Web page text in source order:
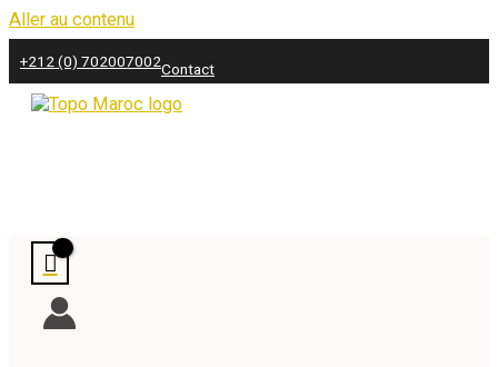
Aller au contenu
+212 (0) 702007002Contact